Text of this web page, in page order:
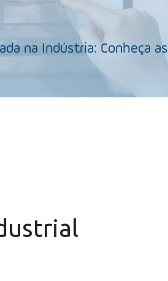
na Indústria: Conheça as